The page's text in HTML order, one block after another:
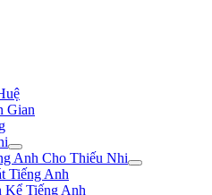
Gian
Anh Cho Thiếu Nhi
Tiếng Anh
Kể Tiếng Anh